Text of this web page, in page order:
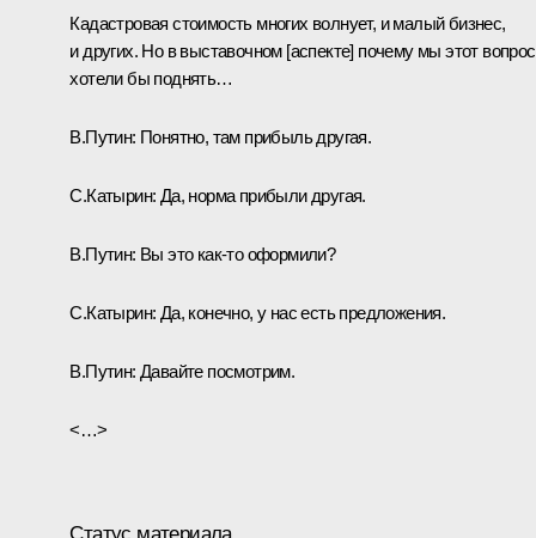
Кадастровая стоимость многих волнует, и малый бизнес,
и других. Но в выставочном [аспекте] почему мы этот вопрос
хотели бы поднять…
В.Путин: Понятно, там прибыль другая.
С.Катырин: Да, норма прибыли другая.
В.Путин: Вы это как‑то оформили?
С.Катырин: Да, конечно, у нас есть предложения.
В.Путин: Давайте посмотрим.
<…>